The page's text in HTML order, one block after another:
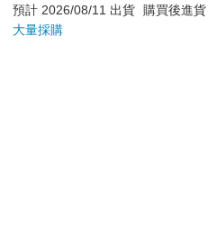
退換貨須知：
**提醒您，鑑賞期不等於試用期，
預計 2026/08/11 出貨
購買後進貨
大量採購